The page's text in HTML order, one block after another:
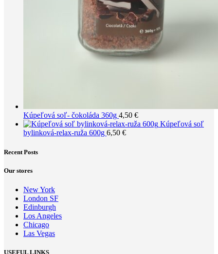
Kúpeľová soľ- čokoláda 360g 4,50 €
Kúpeľová soľ
bylinková-relax-ruža 600g 6,50 €
Recent Posts
Our stores
New York
London SF
Edinburgh
Los Angeles
Chicago
Las Vegas
USEFUL LINKS